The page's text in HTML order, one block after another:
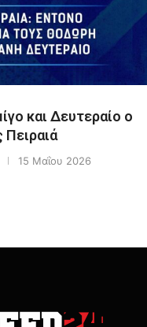
και Δευτεραίο ο
Πειραιά
15 Μαΐου 2026